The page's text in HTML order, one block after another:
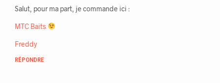
Salut, pour ma part, je commande ici :
MTC Baits
Freddy
RÉPONDRE